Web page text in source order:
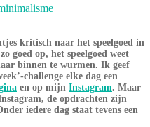
kritisch naar het speelgoed in
goed op, het speelgoed weet
binnen te wurmen. Ik geef
challenge elke dag een
en op mijn Instagram. Maar
de opdrachten zijn
iedere dag staat tevens een